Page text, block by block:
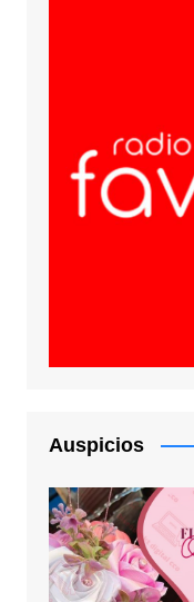
Auspicios